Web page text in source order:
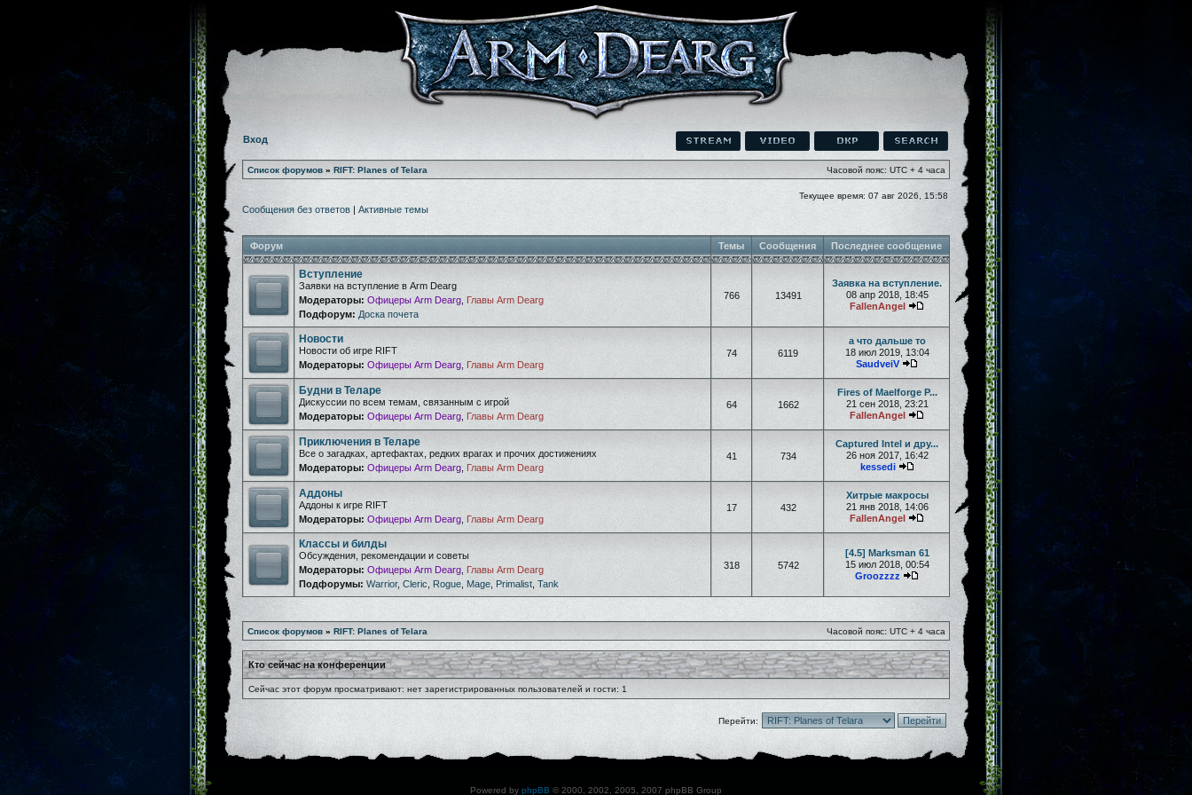
Вход
Список форумов » RIFT: Planes of Telara Часовой пояс: UTC + 4 часа
Текущее время: 07 авг 2026, 15:58
Сообщения без ответов | Активные темы
Форум Темы Сообщения Последнее сообщение
Вступление
Заявки на вступление в Arm Dearg
Модераторы: Офицеры Arm Dearg Главы Arm Dearg
Подфорум: Доска почета
766 13491
Заявка на вступление.
08 апр 2018, 18:45
FallenAngel
Новости
Новости об игре RIFT
Модераторы: Офицеры Arm Dearg Главы Arm Dearg
74 6119
а что дальше то
18 июл 2019, 13:04
SaudveiV
Будни в Теларе
Дискуссии по всем темам, связанным с игрой
Модераторы: Офицеры Arm Dearg Главы Arm Dearg
64 1662
Fires of Maelforge P...
21 сен 2018, 23:21
FallenAngel
Приключения в Теларе
Все о загадках, артефактах, редких врагах и прочих достижениях
Модераторы: Офицеры Arm Dearg Главы Arm Dearg
41 734
Captured Intel и дру...
26 ноя 2017, 16:42
kessedi
Аддоны
Аддоны к игре RIFT
Модераторы: Офицеры Arm Dearg Главы Arm Dearg
17 432
Хитрые макросы
21 янв 2018, 14:06
FallenAngel
Классы и билды
Обсуждения, рекомендации и советы
Модераторы: Офицеры Arm Dearg Главы Arm Dearg
Подфорумы: Warrior, Cleric Rogue Mage Primalist Tank
318 5742
[4.5] Marksman 61
15 июл 2018, 00:54
Groozzzz
Список форумов » RIFT: Planes of Telara Часовой пояс: UTC + 4 часа
Кто сейчас на конференции
Сейчас этот форум просматривают: нет зарегистрированных пользователей и гости: 1
Перейти:
Powered by phpBB © 2000, 2002, 2005, 2007 phpBB Group